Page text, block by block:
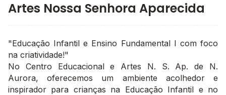
Artes Nossa Senhora Aparecida
"Educação Infantil e Ensino Fundamental I com foco
na criatividade!"
No Centro Educacional e Artes N. S. Ap. de N.
Aurora, oferecemos um ambiente acolhedor e
inspirador para crianças na Educação Infantil e no